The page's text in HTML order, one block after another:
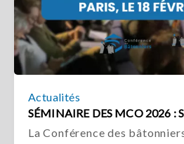
Actualités
SÉMINAIRE DES MCO 2026 :
La Conférence des